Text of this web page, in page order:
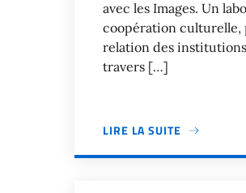
avec les Images. Un
coopération culturelle,
relation des institutions
travers […]
LIRE LA SUITE